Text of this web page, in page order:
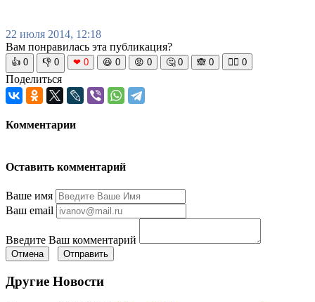
22 июля 2014, 12:18
Вам понравилась эта публикация?
👍 0 👎 0 ❤ 0 😆 0 😡 0 🤔 0 🙈 0 🧘‍♀️ 0
Поделиться
Комментарии
Оставить комментарий
Ваше имя
Ваш email
Введите Ваш комментарий
Отмена Отправить
Другие Новости